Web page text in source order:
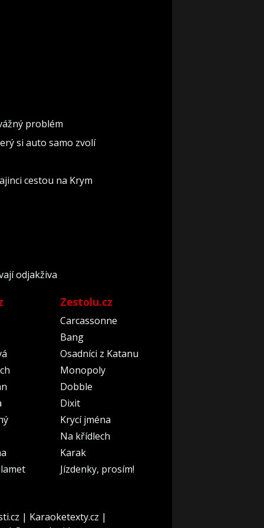
problém
si auto samo zvolí
cestou na Krym
odjakživa
Zestolu.cz
Carcassonne
Bang
Osadníci z Katanu
Monopoly
Dobble
Dixit
Krycí jména
Na křídlech
Karak
Jízdenky, prosím!
| Karaoketexty.cz |